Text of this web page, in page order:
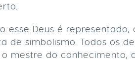
esse Deus é
de simbolismo. Todos os
mestre do